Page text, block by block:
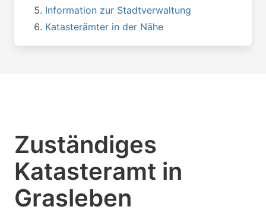
Information zur Stadtverwaltung
Katasterämter in der Nähe
Zuständiges
Katasteramt in
Grasleben